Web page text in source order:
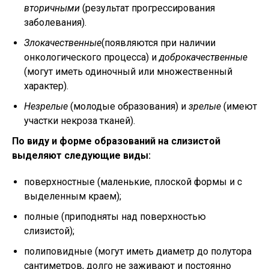
вторичными (результат прогрессирования
заболевания).
Злокачественные(появляются при наличии
онкологического процесса) идоброкачественные
(могут иметь одиночный или множественный
характер).
Незрелые (молодые образования) и зрелые (имеют
участки некроза тканей).
По виду и форме образований на слизистой
выделяют следующие виды:
поверхностные (маленькие, плоской формы и с
выделенным краем);
полные (приподняты над поверхностью
слизистой);
полиповидные (могут иметь диаметр до полутора
сантиметров, долго не заживают и постоянно